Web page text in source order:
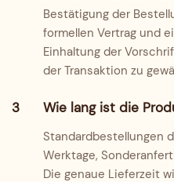
Bestätigung der
formellen Vertrag und
Einhaltung der
der Transaktion zu
3 Wie lang ist die
Standardbestellungen
Werktage,
Die genaue Lieferzeit